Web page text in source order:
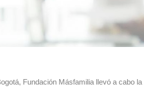
Fundación Másfamilia llevó a cabo la